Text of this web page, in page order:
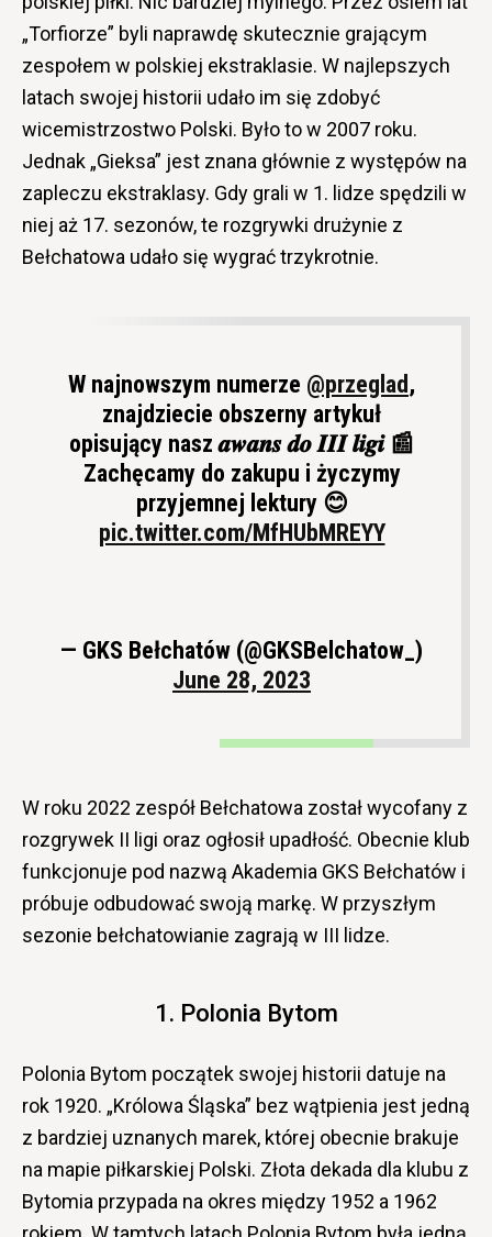
„Torfiorze” byli naprawdę skutecznie grającym
zespołem w polskiej ekstraklasie. W najlepszych
latach swojej historii udało im się zdobyć
wicemistrzostwo Polski. Było to w 2007 roku.
Jednak „Gieksa” jest znana głównie z występów na
zapleczu ekstraklasy. Gdy grali w 1. lidze spędzili w
niej aż 17. sezonów, te rozgrywki drużynie z
Bełchatowa udało się wygrać trzykrotnie.
W najnowszym numerze @przeglad ,
znajdziecie obszerny artykuł
opisujący nasz 𝒂𝒘𝒂𝒏𝒔 𝒅𝒐 𝑰𝑰𝑰 𝒍𝒊𝒈𝒊 📰
Zachęcamy do zakupu i życzymy
przyjemnej lektury 😊
pic.twitter.com/MfHUbMREYY
— GKS Bełchatów (@GKSBelchatow_)
June 28, 2023
W roku 2022 zespół Bełchatowa został wycofany z
rozgrywek II ligi oraz ogłosił upadłość. Obecnie klub
funkcjonuje pod nazwą Akademia GKS Bełchatów i
próbuje odbudować swoją markę. W przyszłym
sezonie bełchatowianie zagrają w III lidze.
1. Polonia Bytom
Polonia Bytom początek swojej historii datuje na
rok 1920. „Królowa Śląska” bez wątpienia jest jedną
z bardziej uznanych marek, której obecnie brakuje
na mapie piłkarskiej Polski. Złota dekada dla klubu z
Bytomia przypada na okres między 1952 a 1962